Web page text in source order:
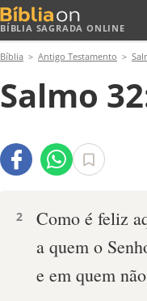
BÍBLIA SAGRADA ONLINE
Bíblia Antigo Testamento
Salmo
2
Como é feliz
a quem o
e em quem